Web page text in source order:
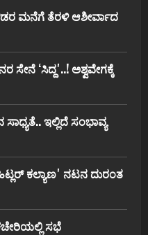
ಮನೆಗೆ ತೆರಳಿ ಆಶೀರ್ವಾದ
ʻಸಿದ್ದʼ..! ಅಶ್ವವೇಗಕ್ಕೆ
ಇಲ್ಲಿದೆ ಸಂಭಾವ್ಯ
ಕಲ್ಯಾಣʼ ನಟನ ದುರಂತ
ಸಭೆ